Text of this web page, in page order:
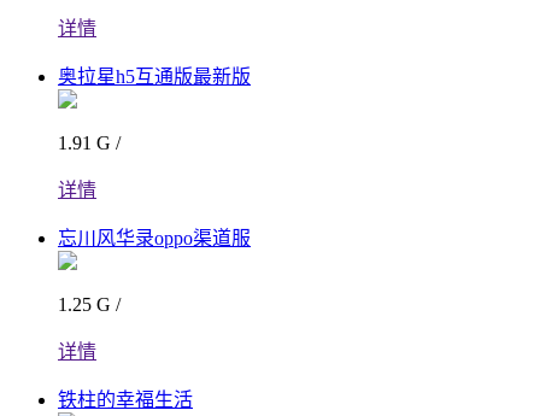
详情
奥拉星h5互通版最新版
1.91 G /
详情
忘川风华录oppo渠道服
1.25 G /
详情
铁柱的幸福生活